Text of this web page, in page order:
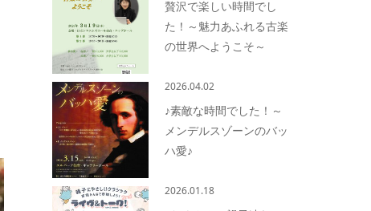
贅沢で楽しい時間でし
た！～魅力あふれる古楽
の世界へようこそ～
2026.04.02
♪素敵な時間でした！～
メンデルスゾーンのバッ
ハ愛♪
2026.01.18